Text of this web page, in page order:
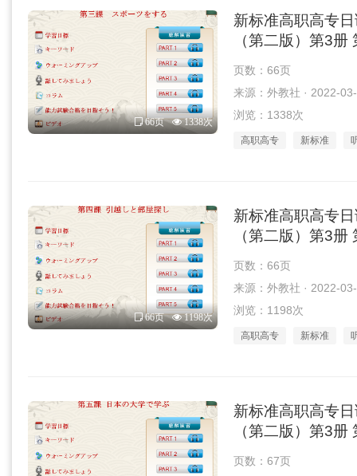
66页 1338次
新标准高职高专
（第二版）第3
页数：66页
来源：外教社 · 2022-
浏览：1338次
高职高专 新标准
66页 1198次
新标准高职高专
（第二版）第3
页数：66页
来源：外教社 · 2022-
浏览：1198次
高职高专 新标准
新标准高职高专
（第二版）第3
页数：67页